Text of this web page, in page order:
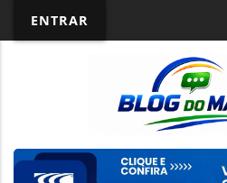
ENTRAR